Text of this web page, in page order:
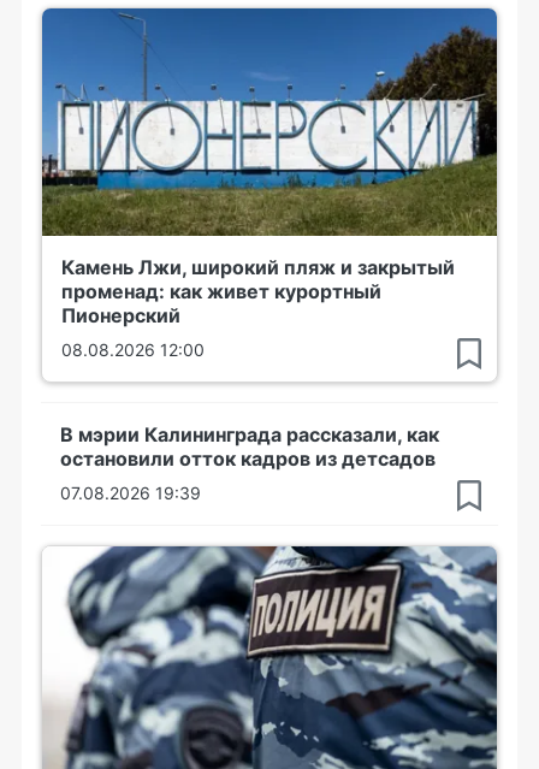
Камень Лжи, широкий пляж и закрытый
променад: как живет курортный
Пионерский
08.08.2026 12:00
В мэрии Калининграда рассказали, как
остановили отток кадров из детсадов
07.08.2026 19:39